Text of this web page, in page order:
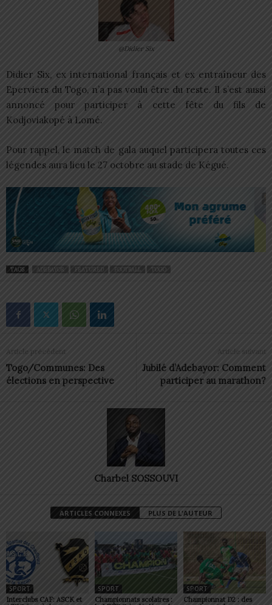
@Didier Six
Didier Six, ex international français et ex entraîneur des
Eperviers du Togo, n’a pas voulu être du reste. Il s’est aussi
annoncé pour participer à cette fête du fils de
Kodjoviakopé à Lomé.
Pour rappel, le match de gala auquel participera toutes ces
légendes aura lieu le 27 octobre au stade de Kégué.
TAGS ADEBAYOR FEATURED FOOTBALL TOGO
Article précédent
Togo/Communes: Des
élections en perspective
Article suivant
Jubilé d’Adebayor: Comment
participer au marathon?
Charbel SOSSOUVI
ARTICLES CONNEXES PLUS DE L'AUTEUR
SPORT
Interclubs CAF: ASCK et
SPORT
Championnats scolaires :
SPORT
Championnat D2 : des